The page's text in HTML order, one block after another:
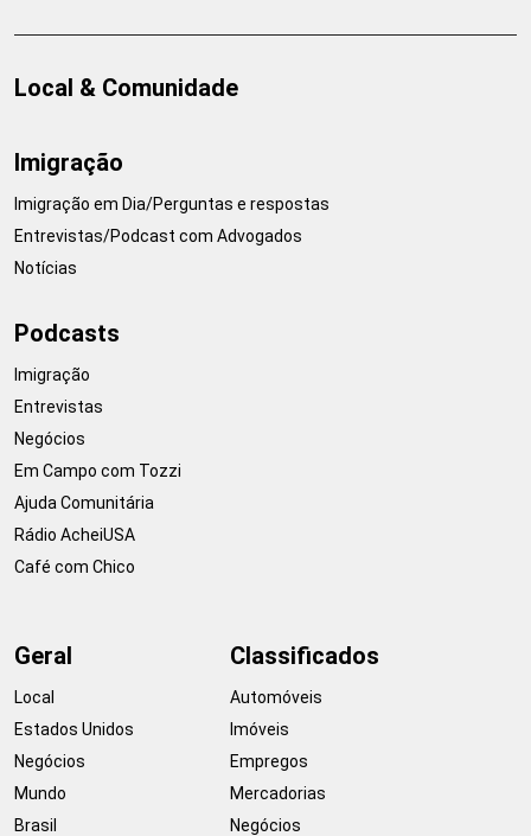
Local & Comunidade
Imigração
Imigração em Dia/Perguntas e respostas
Entrevistas/Podcast com Advogados
Notícias
Podcasts
Imigração
Entrevistas
Negócios
Em Campo com Tozzi
Ajuda Comunitária
Rádio AcheiUSA
Café com Chico
Geral
Local
Estados Unidos
Negócios
Mundo
Brasil
Classificados
Automóveis
Imóveis
Empregos
Mercadorias
Negócios